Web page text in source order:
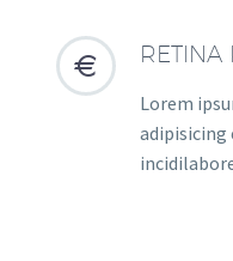

 RETINA
Lorem
adipisicing